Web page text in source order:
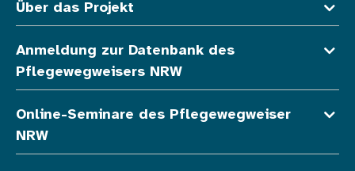
Über das Projekt
Anmeldung zur Datenbank des
Pflegewegweisers NRW
Online-Seminare des Pflegewegweiser
NRW